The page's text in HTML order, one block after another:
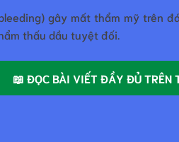
gây mất thẩm mỹ trên
thấu dầu tuyệt đối.
📖 ĐỌC BÀI VIẾT ĐẦY ĐỦ TRÊN